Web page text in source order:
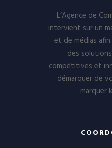
L’Agence de
intervient sur un
et de médias
des
compétitives et
démarquer de
marquer